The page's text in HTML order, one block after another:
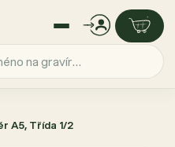
A5, Třída 1/2